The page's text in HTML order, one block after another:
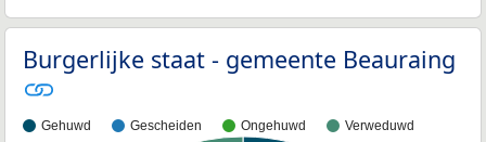
Burgerlijke staat - gemeente Beauraing
Gehuwd Gescheiden Ongehuwd Verweduwd